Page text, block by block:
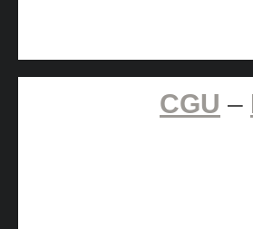
CGU –